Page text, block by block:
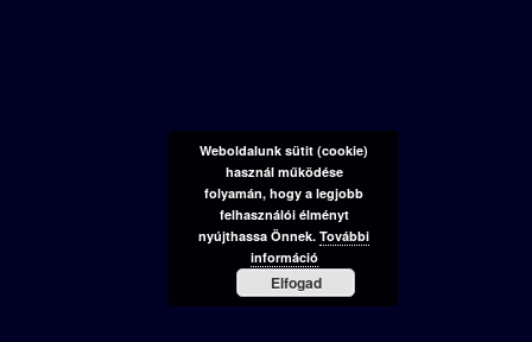
Weboldalunk sütit (cookie)
használ működése
folyamán, hogy a legjobb
felhasználói élményt
nyújthassa Önnek. További
információ
Elfogad